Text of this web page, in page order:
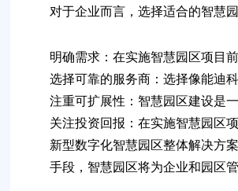
对于企业而言，选择适合的智慧
明确需求 ：在实施智慧园区项目
选择可靠的服务商 ：选择像能迪
注重可扩展性 ：智慧园区建设是
关注投资回报 ：在实施智慧园区
新型数字化智慧园区整体解决方
手段，智慧园区将为企业和园区